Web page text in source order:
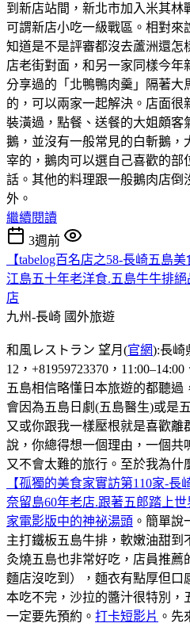
到新店站間，新北市加入米其林
可謂新店小吃一級戰區。相對來
知道是不是評審都沒去蘆洲還怎
店老街對面，和另一家同樣今
分享過的「北鴨鴨肉羹」隔著大
的，可以兩家一起解決。店面
裝潢過，點餐、送餐的大姐頗客
鵝，並沒有一般常見的白斬鵝，
宰的，鵝肉可以選自己喜歡的部
話。其他的料理跟一般鵝肉店倒
外。
繼續閱讀
3週前
【tabelog百名店之58-長崎五島
江島五十年老洋食.五島牛牛排絕
店
九州-長崎 國外旅遊
和風レストラン 望月(官網):長崎
12，+81959723370，
五島相信略懂日本旅遊的都聽
會因為五島日劇(五島醫生)或是
又或你跟我一樣壓根就是喜歡離
說，你總得想一個理由，一個共
又不會太難的旅行。至於我為什
【孤獨的美食家實訪第110家-
奈留島60年老店.跟著五郎踏上
家電影版中的神祕湯頭 。簡單說
主打鐵板五島牛排，軟嫩油甜到
灸燒五島也非常好吃，店員推
麵店沒吃到），麵衣有點厚但口
本吃不完，沙拉的醬汁很特別，
一定要先預約。 打卡短影片 。先